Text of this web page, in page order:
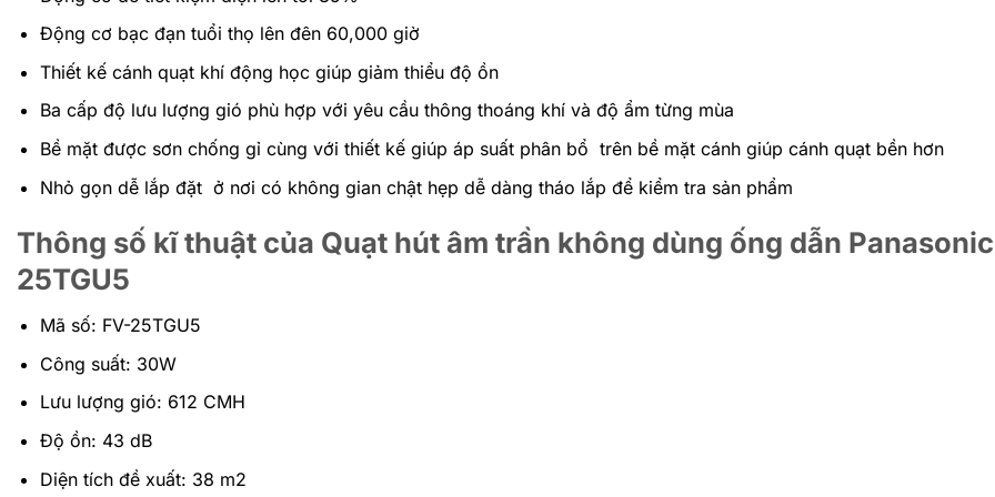
Động cơ bạc đạn tuổi thọ lên đên 60,000 giờ
Thiết kế cánh quạt khí động học giúp giảm thiểu độ ồn
Ba cấp độ lưu lượng gió phù hợp với yêu cầu thông thoáng khí và độ ẩm từng mùa
Bề mặt được sơn chống gỉ cùng với thiết kế giúp áp suất phân bổ trên bề mặt cánh giúp cánh quạt bền hơn
Nhỏ gọn dễ lắp đặt ở nơi có không gian chật hẹp dễ dàng tháo lắp để kiểm tra sản phẩm
Thông số kĩ thuật của Quạt hút âm trần không dùng ống dẫn
25TGU5
Mã số: FV-25TGU5
Công suất: 30W
Lưu lượng gió: 612 CMH
Độ ồn: 43 dB
Diện tích đề xuất: 38 m2